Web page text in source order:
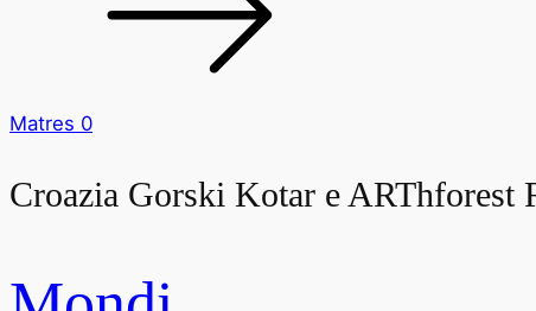
Matres 0
Croazia Gorski Kotar e ARThforest